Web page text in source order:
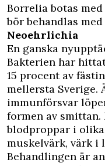
Borrelia botas
bör behandlas
Neoehrlichia
En ganska
Bakterien har
15 procent av
mellersta Sverige.
immunförsvar
formen av
blodproppar i
muskelvärk, värk i
Behandlingen är